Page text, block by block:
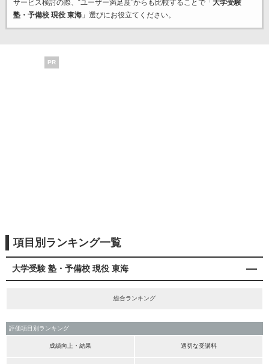
サービス検討の際、“ユーザー満足度”からも比較することで「 大学受験
塾・予備校 現役 東海」選びにお役立てください。
PR
項目別ランキング一覧
大学受験 塾・予備校 現役 東海
総合ランキング
評価項目別ランキング
成績向上・結果 適切な受講料